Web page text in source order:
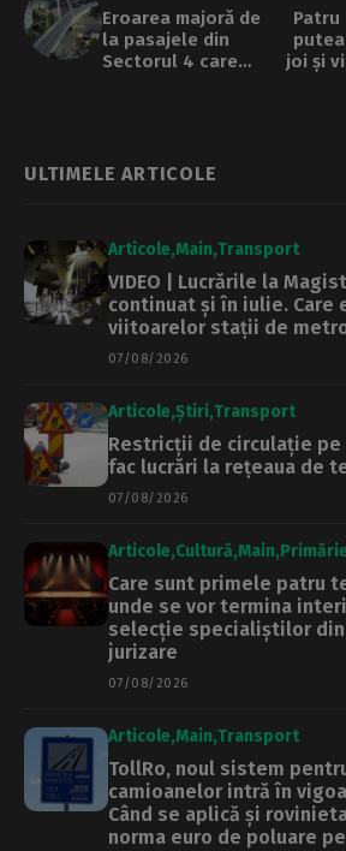
Eroarea majoră de
la pasajele din
Sectorul 4 care
Ușor: Sabotaj cu
Patru
joi și
ULTIMELE ARTICOLE
Articole Main Transport
VIDEO | Lucrările la
continuat și în iulie. Care
viitoarelor stații de
07/08/2026
Articole Știri Transport
Restricții de circulație pe
fac lucrări la rețeaua de
07/08/2026
Articole Cultură Main Primărie
Care sunt primele patru
unde se vor termina
selecție specialiștilor
jurizare
07/08/2026
Articole Main Transport
TollRo, noul sistem
camioanelor intră în
Când se aplică și
norma euro de poluare